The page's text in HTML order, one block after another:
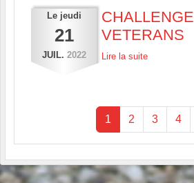
Le jeudi
21
JUIL. 2022
CHALLENGE
VETERANS
Lire la suite
1 2 3 4